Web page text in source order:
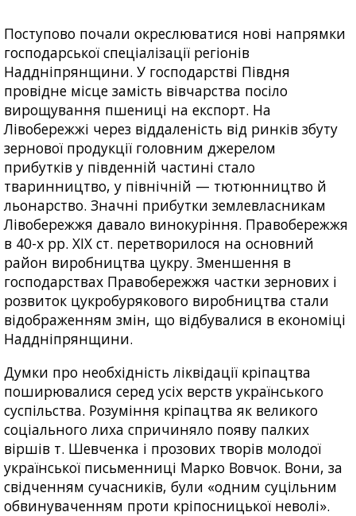
Поступово почали окреслюватися нові напрямки
господарської спеціалізації регіонів
Наддніпрянщини. У господарстві Півдня
провідне місце замість вівчарства посіло
вирощування пшениці на експорт. На
Лівобережжі через віддаленість від ринків збуту
зернової продукції головним джерелом
прибутків у південній частині стало
тваринництво, у північній — тютюнництво й
льонарство. Значні прибутки землевласникам
Лівобережжя давало винокуріння. Правобережжя
в 40-х рр. XIX ст. перетворилося на основний
район виробництва цукру. Зменшення в
господарствах Правобережжя частки зернових і
розвиток цукробурякового виробництва стали
відображенням змін, що відбувалися в економіці
Наддніпрянщини.
Думки про необхідність ліквідації кріпацтва
поширювалися серед усіх верств українського
суспільства. Розуміння кріпацтва як великого
соціального лиха спричиняло появу палких
віршів т. Шевченка і прозових творів молодої
української письменниці Марко Вовчок. Вони, за
свідченням сучасників, були «одним суцільним
обвинуваченням проти кріпосницької неволі».